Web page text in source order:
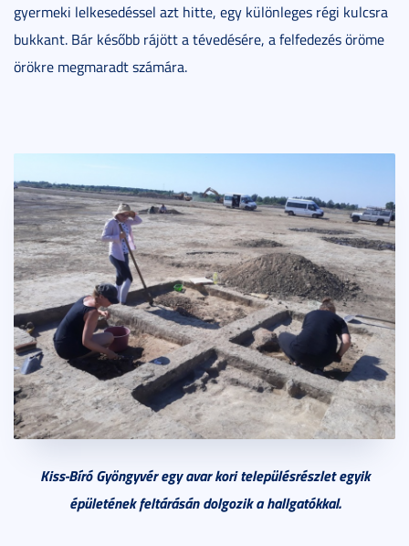
gyermeki lelkesedéssel azt hitte, egy különleges régi kulcsra
bukkant. Bár később rájött a tévedésére, a felfedezés öröme
örökre megmaradt számára.
Kiss-Bíró Gyöngyvér egy avar kori településrészlet egyik
épületének feltárásán dolgozik a hallgatókkal.